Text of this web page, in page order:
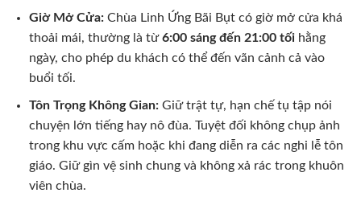
Giờ Mở Cửa:Chùa Linh Ứng Bãi Bụt có giờ mở cửa khá
thoải mái, thường là từ6:00 sáng đến 21:00 tốihằng
ngày, cho phép du khách có thể đến vãn cảnh cả vào
buổi tối.
Tôn Trọng Không Gian:Giữ trật tự, hạn chế tụ tập nói
chuyện lớn tiếng hay nô đùa. Tuyệt đối không chụp ảnh
trong khu vực cấm hoặc khi đang diễn ra các nghi lễ tôn
giáo. Giữ gìn vệ sinh chung và không xả rác trong khuôn
viên chùa.